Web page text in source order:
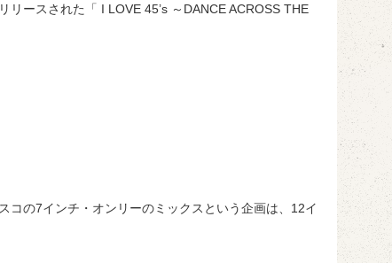
ースされた「 I LOVE 45’s ～DANCE ACROSS THE
コの7インチ・オンリーのミックスという企画は、12イ